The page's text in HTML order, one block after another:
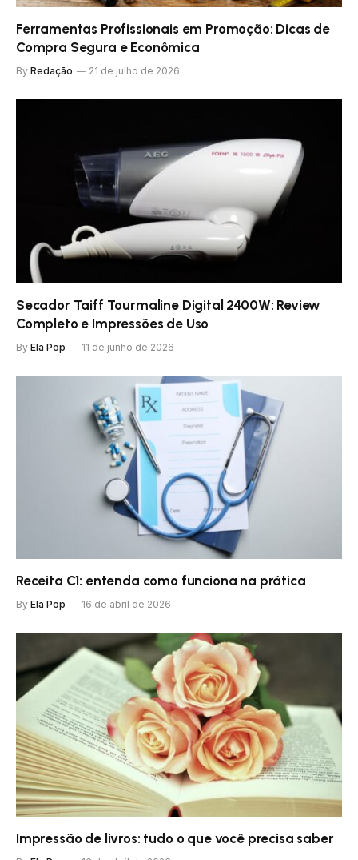
Ferramentas Profissionais em Promoção: Dicas de
Compra Segura e Econômica
By Redação 21 de julho de 2026
Secador Taiff Tourmaline Digital 2400W: Review
Completo e Impressões de Uso
By Ela Pop 11 de junho de 2026
Receita C1: entenda como funciona na prática
By Ela Pop 16 de abril de 2026
Impressão de livros: tudo o que você precisa saber